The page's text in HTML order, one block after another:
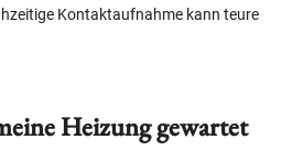
Kontaktaufnahme kann teure
Heizung gewartet